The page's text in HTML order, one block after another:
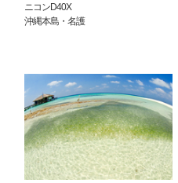
ニコンD40X
沖縄本島・名護